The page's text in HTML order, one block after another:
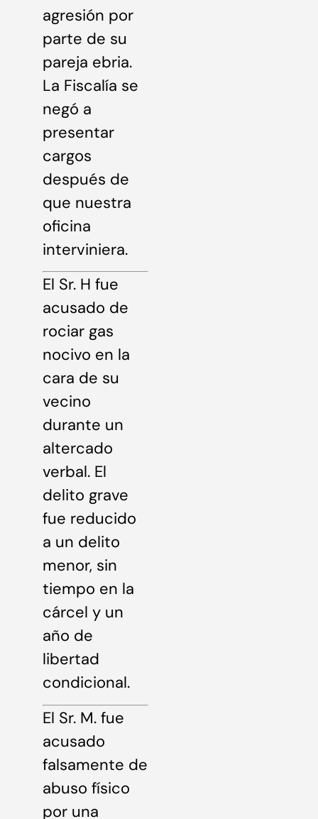
agresión por
parte de su
pareja ebria.
La Fiscalía se
negó a
presentar
cargos
después de
que nuestra
oficina
interviniera.
El Sr. H fue
acusado de
rociar gas
nocivo en la
cara de su
vecino
durante un
altercado
verbal. El
delito grave
fue reducido
a un delito
menor, sin
tiempo en la
cárcel y un
año de
libertad
condicional.
El Sr. M. fue
acusado
falsamente de
abuso físico
por una